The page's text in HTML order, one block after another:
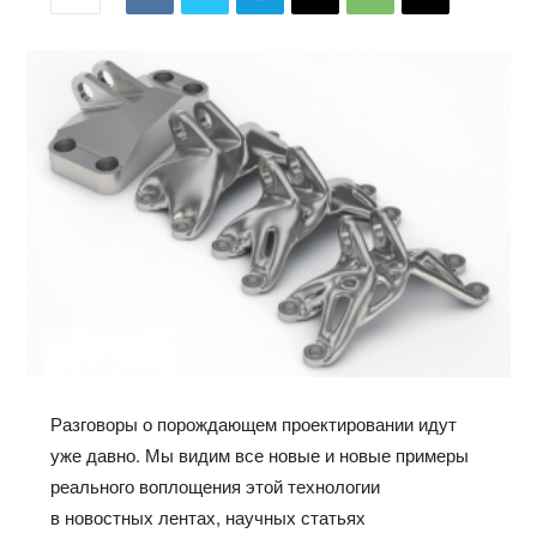
Разговоры о порождающем проектировании идут
уже давно. Мы видим все новые и новые примеры
реального воплощения этой технологии
в новостных лентах, научных статьях